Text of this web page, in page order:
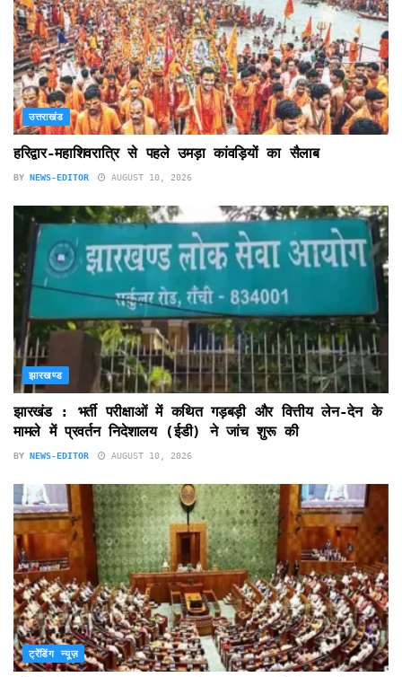
उत्तराखंड
हरिद्वार-महाशिवरात्रि से पहले उमड़ा कांवड़ियों का सैलाब
BY NEWS-EDITOR AUGUST 10, 2026
झारखण्ड
झारखंड : भर्ती परीक्षाओं में कथित गड़बड़ी और वित्तीय लेन-देन के
मामले में प्रवर्तन निदेशालय (ईडी) ने जांच शुरू की
BY NEWS-EDITOR AUGUST 10, 2026
ट्रेंडिंग न्यूज़